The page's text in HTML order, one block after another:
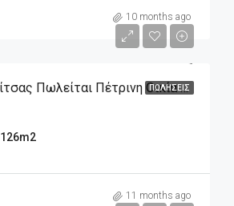
10 months ago
ΠΩΛΉΣΕΙΣ
Σοφάδες Καρδίτσας Πωλείται Πέτρινη Οικία 126m2 Σε 654m2 Οικόπεδο
126m2
11 months ago